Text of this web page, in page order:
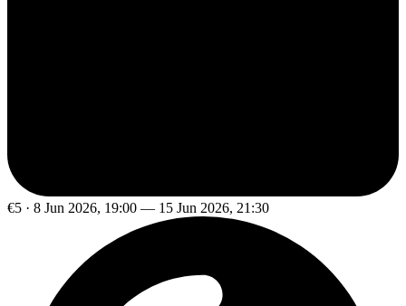
€5 · 8 Jun 2026, 19:00 — 15 Jun 2026, 21:30